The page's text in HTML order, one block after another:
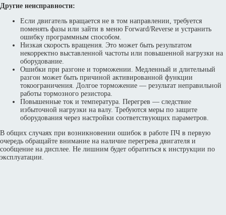
Другие неисправности:
Если двигатель вращается не в том направлении, требуется
поменять фазы или зайти в меню Forward/Reverse и устранить
ошибку программным способом.
Низкая скорость вращения. Это может быть результатом
некорректно выставленной частоты или повышенной нагрузки на
оборудование.
Ошибки при разгоне и торможении. Медленный и длительный
разгон может быть причиной активированной функции
токоограничения. Долгое торможение — результат неправильной
работы тормозного резистора.
Повышенные ток и температура. Перегрев — следствие
избыточной нагрузки на валу. Требуются меры по защите
оборудования через настройки соответствующих параметров.
В общих случаях при возникновении ошибок в работе ПЧ в первую
очередь обращайте внимание на наличие перегрева двигателя и
сообщение на дисплее. Не лишним будет обратиться к инструкции по
эксплуатации.